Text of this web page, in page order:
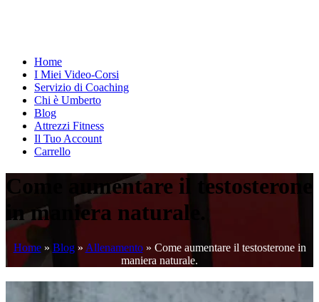
Home
I Miei Video-Corsi
Servizio di Coaching
Chi è Umberto
Blog
Attrezzi Fitness
Il Tuo Account
Carrello
Come aumentare il testosterone
in maniera naturale.
Home» Blog» Allenamento» Come aumentare il testosterone in
maniera naturale.